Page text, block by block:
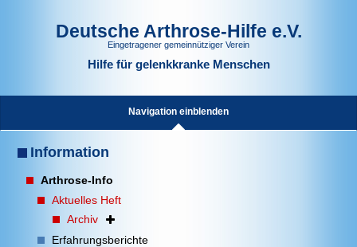
Deutsche Arthrose-Hilfe e.V.
Eingetragener gemeinnütziger Verein
Hilfe für gelenkkranke Menschen
Navigation einblenden
Information
Arthrose-Info
Aktuelles Heft
Archiv
Erfahrungsberichte